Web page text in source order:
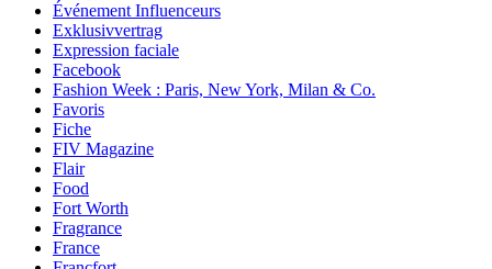
Événement Influenceurs
Exklusivvertrag
Expression faciale
Facebook
Fashion Week : Paris, New York, Milan & Co.
Favoris
Fiche
FIV Magazine
Flair
Food
Fort Worth
Fragrance
France